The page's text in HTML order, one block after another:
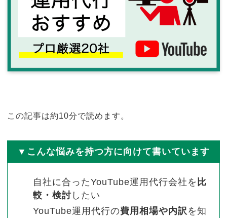
この記事は約10分で読めます。
▼こんな悩みを持つ方に向けて書いています
自社に合ったYouTube運用代行会社を 比
較・検討したい
YouTube運用代行の費用相場や内訳 を知